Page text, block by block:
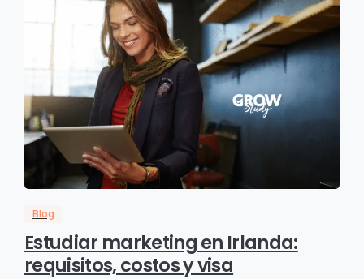
Blog
Estudiar marketing en Irlanda:
requisitos, costos y visa